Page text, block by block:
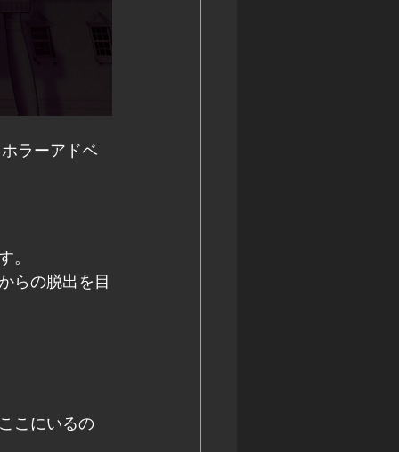
ラーアドベ
。
らの脱出を目
こにいるの